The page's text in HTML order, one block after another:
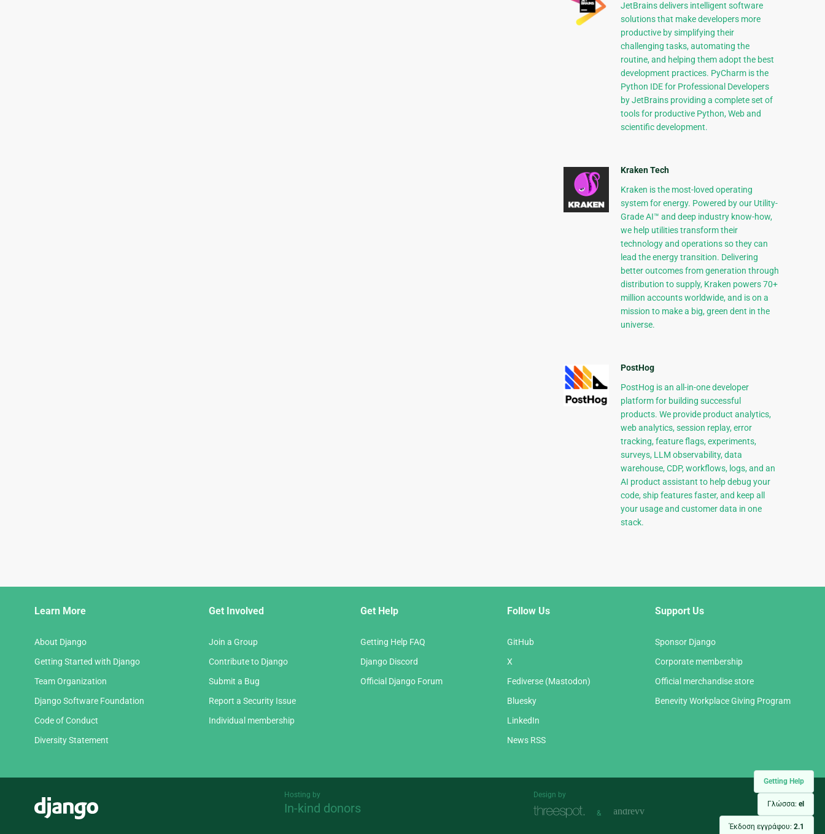
Getting Help
Γλώσσα: el
Έκδοση εγγράφου: 2.1
JetBrains delivers intelligent software
solutions that make developers more
productive by simplifying their
challenging tasks, automating the
routine, and helping them adopt the best
development practices. PyCharm is the
Python IDE for Professional Developers
by JetBrains providing a complete set of
tools for productive Python, Web and
scientific development.
Kraken Tech
Kraken is the most-loved operating
system for energy. Powered by our Utility-
Grade AI™ and deep industry know-how,
we help utilities transform their
technology and operations so they can
lead the energy transition. Delivering
better outcomes from generation through
distribution to supply, Kraken powers 70+
million accounts worldwide, and is on a
mission to make a big, green dent in the
universe.
PostHog
PostHog is an all-in-one developer
platform for building successful
products. We provide product analytics,
web analytics, session replay, error
tracking, feature flags, experiments,
surveys, LLM observability, data
warehouse, CDP, workflows, logs, and an
AI product assistant to help debug your
code, ship features faster, and keep all
your usage and customer data in one
stack.
Learn More
About Django
Getting Started with Django
Team Organization
Django Software Foundation
Code of Conduct
Diversity Statement
Get Involved
Join a Group
Contribute to Django
Submit a Bug
Report a Security Issue
Individual membership
Get Help
Getting Help FAQ
Django Discord
Official Django Forum
Follow Us
GitHub
X
Fediverse (Mastodon)
Bluesky
LinkedIn
News RSS
Support Us
Sponsor Django
Corporate membership
Official merchandise store
Benevity Workplace Giving Program
Hosting by
In-kind donors
Design by
&